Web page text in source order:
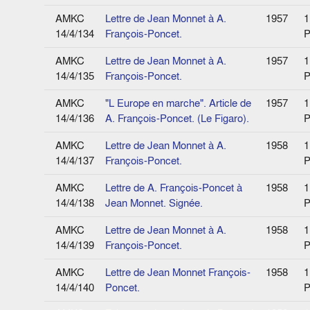
AMKC
14/4/134
Lettre de Jean Monnet à A.
François-Poncet.
1957
1
AMKC
14/4/135
Lettre de Jean Monnet à A.
François-Poncet.
1957
1
AMKC
14/4/136
"L Europe en marche". Article de
A. François-Poncet. (Le Figaro).
1957
1
AMKC
14/4/137
Lettre de Jean Monnet à A.
François-Poncet.
1958
1
AMKC
14/4/138
Lettre de A. François-Poncet à
Jean Monnet. Signée.
1958
1
AMKC
14/4/139
Lettre de Jean Monnet à A.
François-Poncet.
1958
1
AMKC
14/4/140
Lettre de Jean Monnet François-
Poncet.
1958
1